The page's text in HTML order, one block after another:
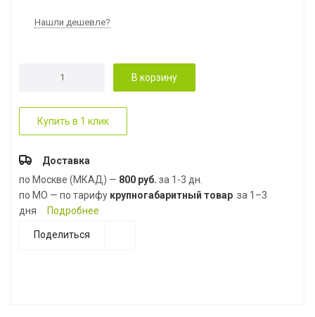
Нашли дешевле?
В корзину
Купить в 1 клик
Доставка
по Москве (МКАД) — 800 руб. за 1-3 дн.
по МО — по тарифу крупногабаритный товар за 1–3
дня
Подробнее
Поделиться